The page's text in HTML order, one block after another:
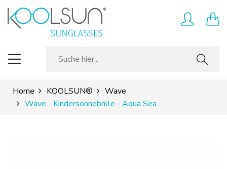
Home KOOLSUN®
Wave
Wave - Kindersonnebrille - Aqua Sea